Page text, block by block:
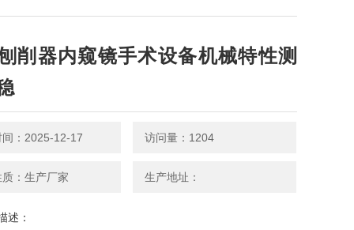
削器内窥镜手术设备机械特性测
间：2025-12-17 访问量：1204
：生产厂家 生产地址：
述：